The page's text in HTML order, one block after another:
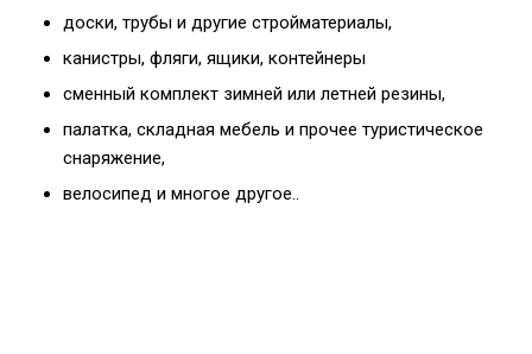
доски, трубы и другие стройматериалы,
канистры, фляги, ящики, контейнеры
сменный комплект зимней или летней резины,
палатка, складная мебель и прочее туристическое
снаряжение,
велосипед и многое другое..